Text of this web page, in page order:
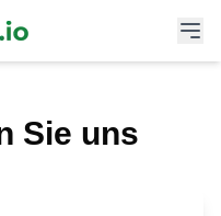
Sie uns